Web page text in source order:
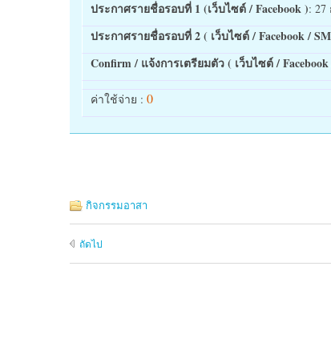
ประกาศรายชื่อรอบที่ 1 (เว็บไซต์ / Facebook ):
ประกาศรายชื่อรอบที่ 2 ( เว็บไซต์ / Facebook /
Confirm / แจ้งการเตรียมตัว ( เว็บไซต์ /
ค่าใช้จ่าย : 0
กิจกรรมอาสา
ถัดไป